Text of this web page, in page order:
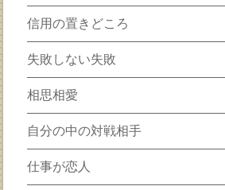
信用の置きどころ
失敗しない失敗
相思相愛
自分の中の対戦相手
仕事が恋人